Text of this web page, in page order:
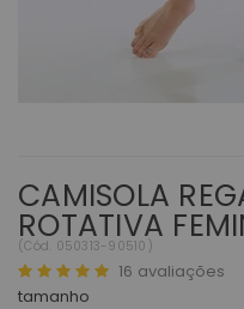
CAMISOLA
ROTATIVA
(Cód. 050313-90510 )
16 avaliações
tamanho